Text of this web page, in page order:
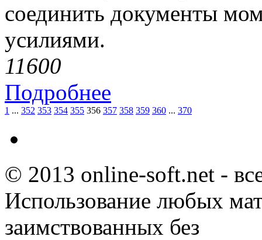
соединить документы
усилиями.
11600
Подробнее
1 ... 352 353 354 355 356 357 358 359 360 ... 370
© 2013 online-soft.net -
Использование любых
заимствованных без